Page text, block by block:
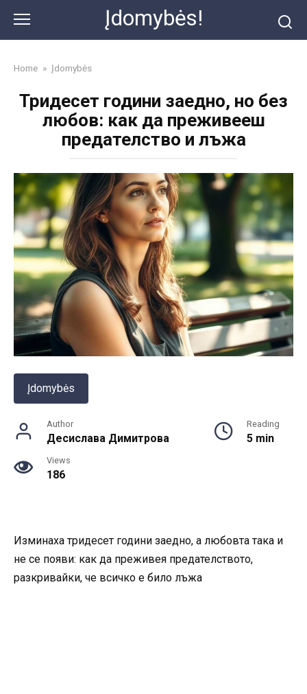
content
Įdomybės!
Home » Įdomybės
Тридесет години заедно, но без
любов: как да преживееш
предателство и лъжа
Įdomybės
Author
Десислава Димитрова
Reading
5 min
Views
186
Изминаха тридесет години заедно, а любовта така и
не се появи: как да преживея предателството,
разкривайки, че всичко е било лъжа